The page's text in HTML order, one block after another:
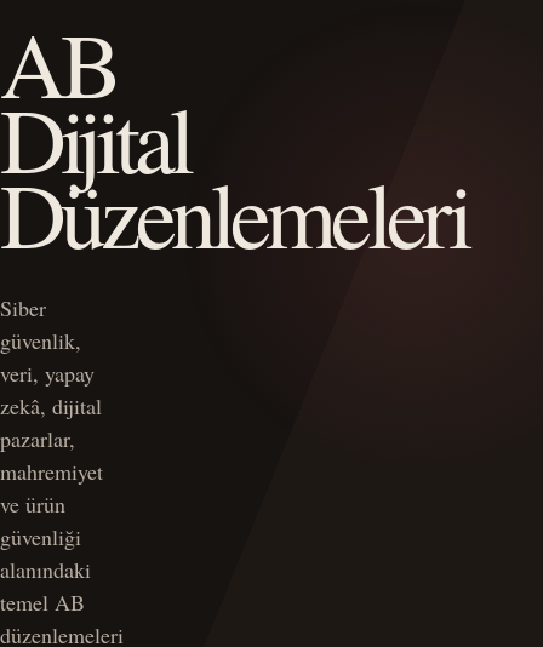
AB
Dijital
Düzenlemeleri
Siber
güvenlik,
veri, yapay
zekâ, dijital
pazarlar,
mahremiyet
ve ürün
güvenliği
alanındaki
temel AB
düzenlemeleri